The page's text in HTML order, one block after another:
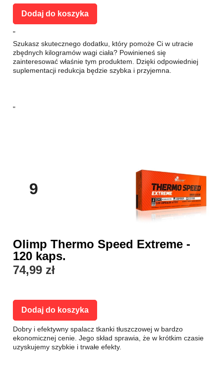
Dodaj do koszyka
"
Szukasz skutecznego dodatku, który pomoże Ci w utracie
zbędnych kilogramów wagi ciała? Powinieneś się
zainteresować właśnie tym produktem. Dzięki odpowiedniej
suplementacji redukcja będzie szybka i przyjemna.
"
9
Olimp Thermo Speed Extreme -
120 kaps.
74,99 zł
Dodaj do koszyka
Dobry i efektywny spalacz tkanki tłuszczowej w bardzo
ekonomicznej cenie. Jego skład sprawia, że w krótkim czasie
uzyskujemy szybkie i trwałe efekty.